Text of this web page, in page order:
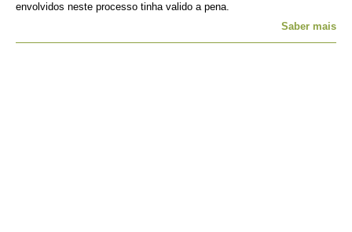
envolvidos neste processo tinha valido a pena.
Saber mais